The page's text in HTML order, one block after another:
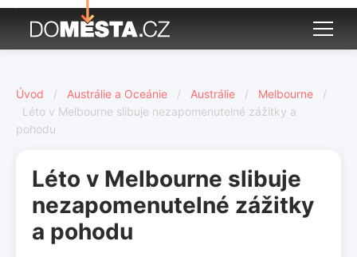
Úvod / Austrálie a Oceánie / Austrálie / Melbourne
/
Léto v Melbourne slibuje nezapomenutelné zážitky a
pohodu
Léto v Melbourne slibuje
nezapomenutelné zážitky
a pohodu